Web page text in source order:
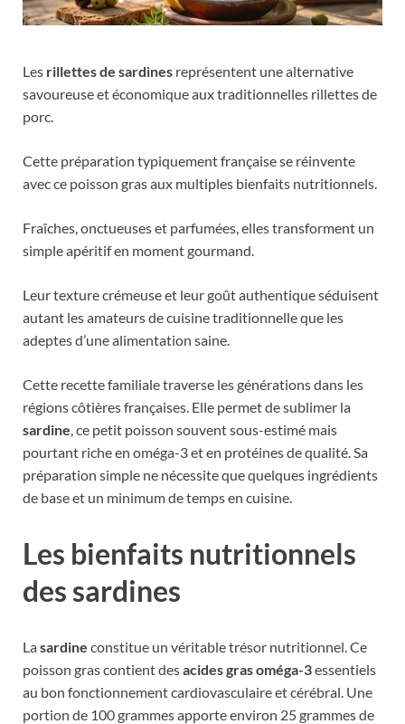
Les rillettes de sardines représentent une alternative
savoureuse et économique aux traditionnelles rillettes de
porc.
Cette préparation typiquement française se réinvente
avec ce poisson gras aux multiples bienfaits nutritionnels.
Fraîches, onctueuses et parfumées, elles transforment un
simple apéritif en moment gourmand.
Leur texture crémeuse et leur goût authentique séduisent
autant les amateurs de cuisine traditionnelle que les
adeptes d’une alimentation saine.
Cette recette familiale traverse les générations dans les
régions côtières françaises. Elle permet de sublimer la
sardine, ce petit poisson souvent sous-estimé mais
pourtant riche en oméga-3 et en protéines de qualité. Sa
préparation simple ne nécessite que quelques ingrédients
de base et un minimum de temps en cuisine.
Les bienfaits nutritionnels
des sardines
Lasardine constitue un véritable trésor nutritionnel. Ce
poisson gras contient desacides gras oméga-3essentiels
au bon fonctionnement cardiovasculaire et cérébral. Une
portion de 100 grammes apporte environ 25 grammes de